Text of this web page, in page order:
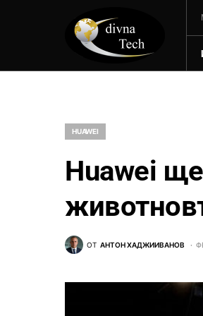
HUAWEI
Huawei
ОТ АНТОН ХАДЖИИВАНОВ